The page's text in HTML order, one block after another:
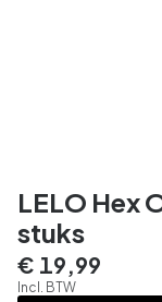
LELO Hex
stuks
€ 19,99
Incl. BTW